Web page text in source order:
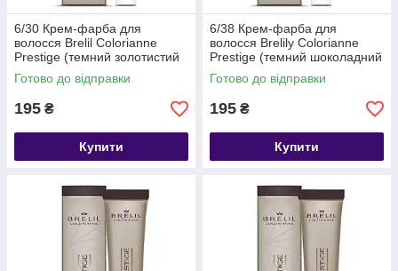
6/30 Крем-фарба для
волосся Brelil Colorianne
Prestige (темний золотистий
блонд), 100 мл
Готово до відправки
195 ₴
Купити
6/38 Крем-фарба для
волосся Brelily Colorianne
Prestige (темний шоколадний
блонд), 100 мл
Готово до відправки
195 ₴
Купити